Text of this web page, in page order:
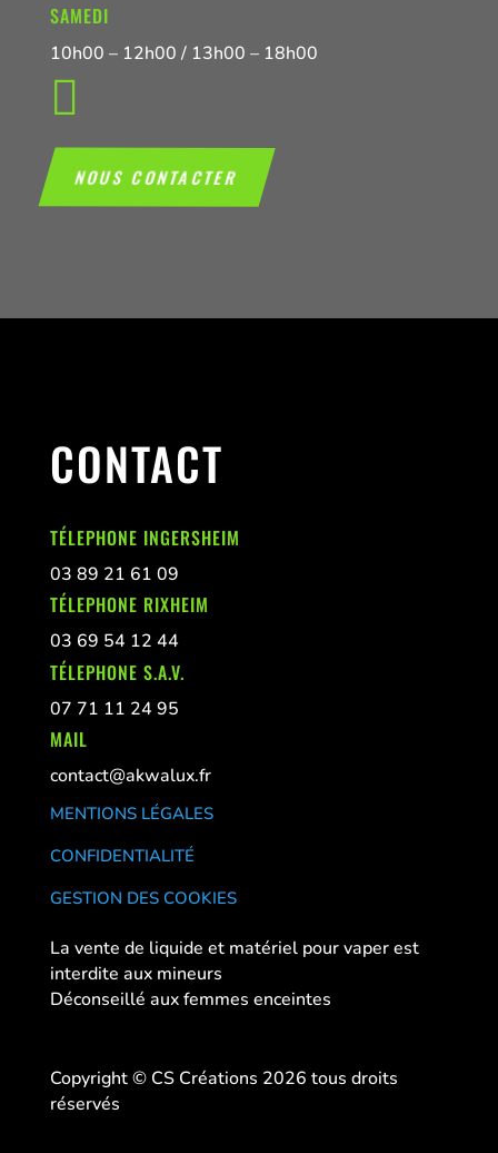
SAMEDI
10h00 – 12h00 / 13h00 – 18h00

NOUS CONTACTER
CONTACT
TÉLEPHONE INGERSHEIM
03 89 21 61 09
TÉLEPHONE RIXHEIM
03 69 54 12 44
TÉLEPHONE S.A.V.
07 71 11 24 95
MAIL
contact@akwalux.fr
MENTIONS LÉGALES
CONFIDENTIALITÉ
GESTION DES COOKIES
La vente de liquide et matériel pour vaper est
interdite aux mineurs
Déconseillé aux femmes enceintes
Copyright © CS Créations 2026 tous droits
réservés